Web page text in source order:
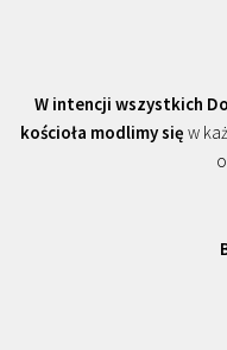
W intencji wszystkich
kościoła modlimy się w